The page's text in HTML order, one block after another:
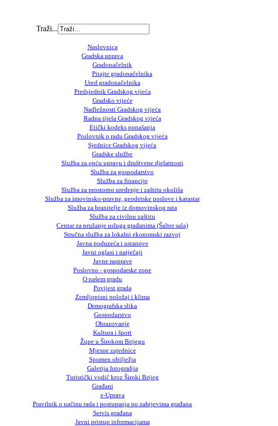
Traži...
Naslovnica
Gradska uprava
Gradonačelnik
Pitajte gradonačelnika
Ured gradonačelnika
Predsjednik Gradskog vijeća
Gradsko vijeće
Nadležnosti Gradskog vijeća
Radna tijela Gradskog vijeća
Etički kodeks ponašanja
Poslovnik o radu Gradskog vijeća
Sjednice Gradskog vijeća
Gradske službe
Služba za opću upravu i društvene djelatnosti
Služba za gospodarstvo
Služba za financije
Služba za prostorno uređenje i zaštitu okoliša
Služba za imovinsko-pravne, geodetske poslove i katastar
Služba za branitelje iz domovinskog rata
Služba za civilnu zaštitu
Centar za pružanje usluga građanima (Šalter sala)
Stručna služba za lokalni ekonomski razvoj
Javna poduzeća i ustanove
Javni oglasi i natječaji
Javne rasprave
Poslovno - gospodarske zone
O našem gradu
Povijest grada
Zemljopisni položaj i klima
Demografska slika
Gospodarstvo
Obrazovanje
Kultura i šport
Župe u Širokom Brijegu
Mjesne zajednice
Spomen obilježja
Galerija fotografija
Turistički vodič kroz Široki Brijeg
Građani
e-Uprava
Pravilnik o načinu rada i postupanja po zahtjevima građana
Servis građana
Javni pristup informacijama